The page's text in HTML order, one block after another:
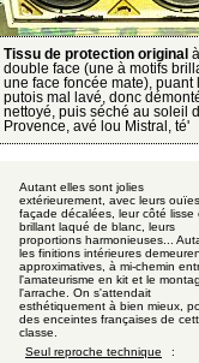
Tissu de protection original à
double face (une à motifs
une face foncée mate), puant
putois mal lavé, donc
nettoyé, puis séché au soleil
Provence, avé lou Mistral, té'
Autant elles sont jolies
extérieurement, avec leurs
façade décalées, leur côté lisse
brillant laqué de blanc, leurs
proportions harmonieuses...
les finitions intérieures
approximatives, à mi-chemin
l'amateurisme en kit et le
l'arrache. On s'attendait
esthétiquement à bien mieux,
des enceintes françaises de
classe.
Seul reproche technique
: